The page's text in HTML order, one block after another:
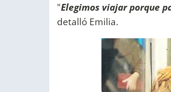
"Elegimos viajar porque
detalló Emilia.